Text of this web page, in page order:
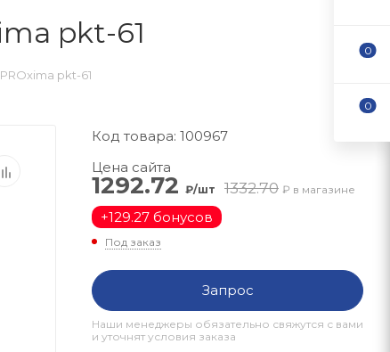
pkt-61
pkt-61
Код товара: 100967
Цена сайта
1292.72 ₽/шт 1332.70 ₽ в магазине
+129.27 бонусов
Под заказ
Запрос
Наши менеджеры обязательно свяжутся с вами
и уточнят условия заказа
0
0